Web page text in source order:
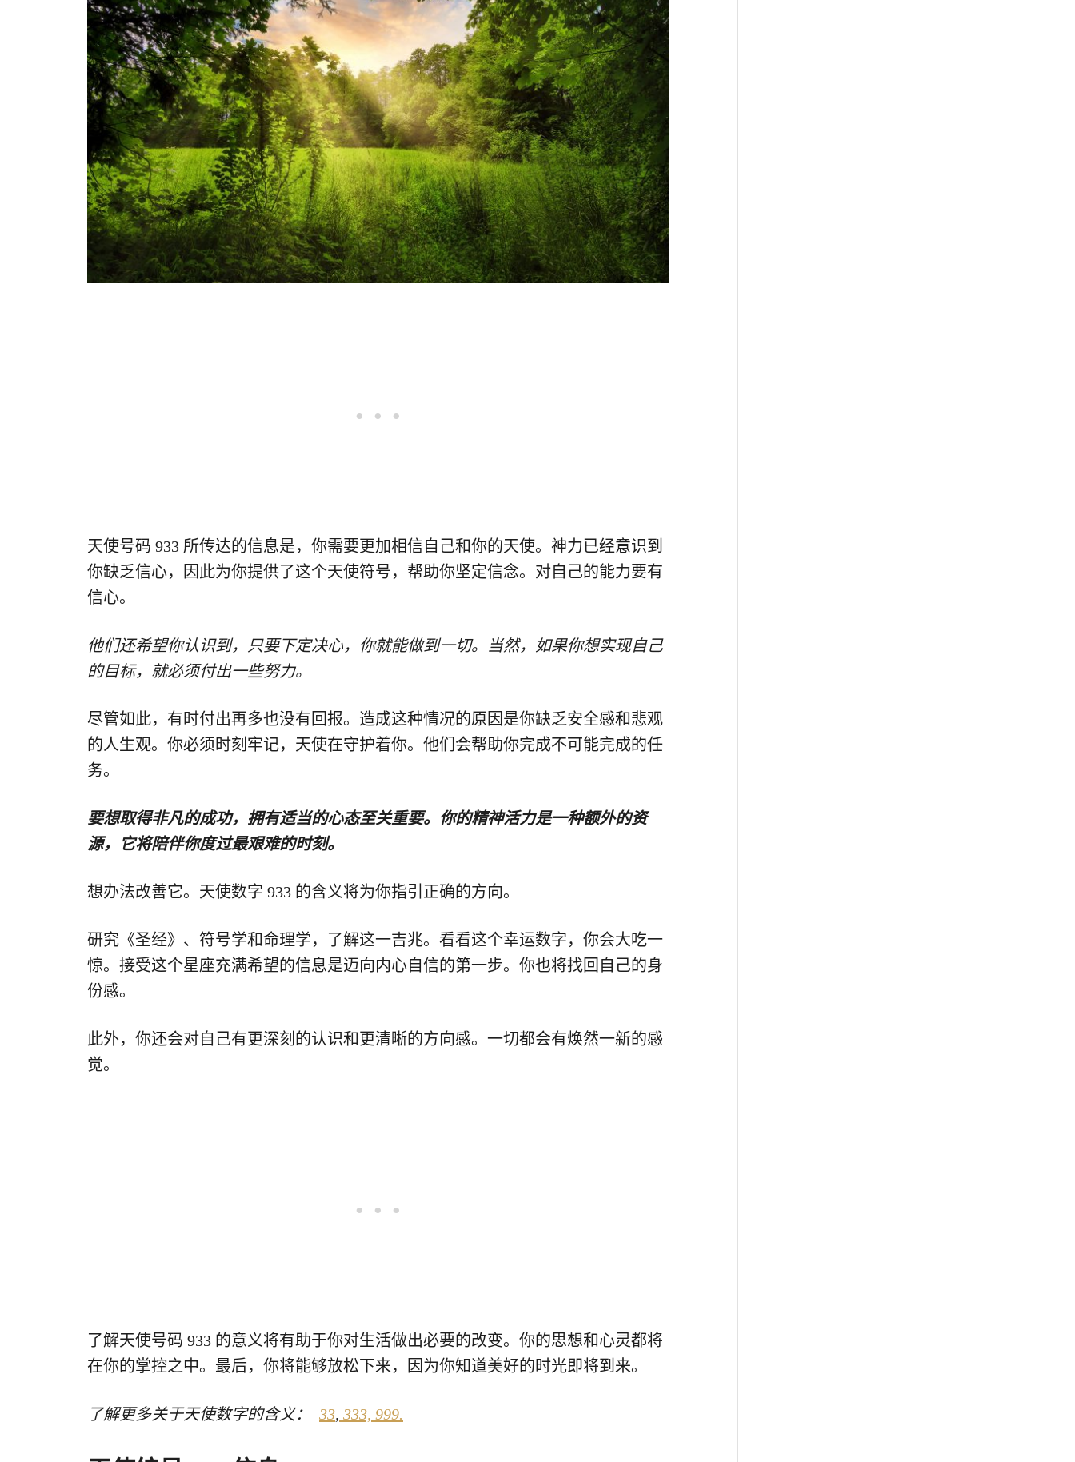
天使号码 933 所传达的信息是，你需要更加相信自己和你的天使。神力已经意识到
你缺乏信心，因此为你提供了这个天使符号，帮助你坚定信念。对自己的能力要有
信心。
他们还希望你认识到，只要下定决心，你就能做到一切。当然，如果你想实现自己
的目标，就必须付出一些努力。
尽管如此，有时付出再多也没有回报。造成这种情况的原因是你缺乏安全感和悲观
的人生观。你必须时刻牢记，天使在守护着你。他们会帮助你完成不可能完成的任
务。
要想取得非凡的成功，拥有适当的心态至关重要。你的精神活力是一种额外的资
源，它将陪伴你度过最艰难的时刻。
想办法改善它。天使数字 933 的含义将为你指引正确的方向。
研究《圣经》、符号学和命理学，了解这一吉兆。看看这个幸运数字，你会大吃一
惊。接受这个星座充满希望的信息是迈向内心自信的第一步。你也将找回自己的身
份感。
此外，你还会对自己有更深刻的认识和更清晰的方向感。一切都会有焕然一新的感
觉。
了解天使号码 933 的意义将有助于你对生活做出必要的改变。你的思想和心灵都将
在你的掌控之中。最后，你将能够放松下来，因为你知道美好的时光即将到来。
了解更多关于天使数字的含义： 33, 333, 999.